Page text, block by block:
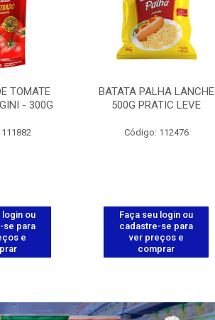
TOMATE
- 300G
login ou
se para
e
BATATA PALHA LANCHE
500G PRATIC LEVE
Código: 112476
Faça seu login ou
cadastre-se para
ver preços e
comprar